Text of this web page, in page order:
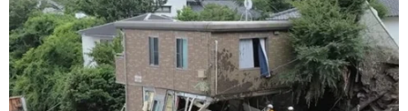
TIN CÙNG CHUYÊN MỤC
Dấu mốc quan trọng đưa quan hệ
Việt Nam-New Zealand phát triển
thực chất và hiệu quả hơn